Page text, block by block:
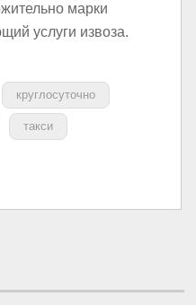
марки
услуги извоза.
круглосуточно
такси